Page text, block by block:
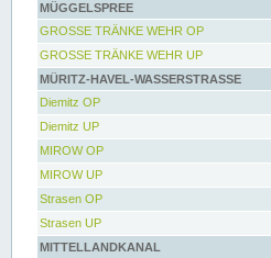
MÜGGELSPREE
GROSSE TRÄNKE WEHR OP
GROSSE TRÄNKE WEHR UP
MÜRITZ-HAVEL-WASSERSTRASSE
Diemitz OP
Diemitz UP
MIROW OP
MIROW UP
Strasen OP
Strasen UP
MITTELLANDKANAL